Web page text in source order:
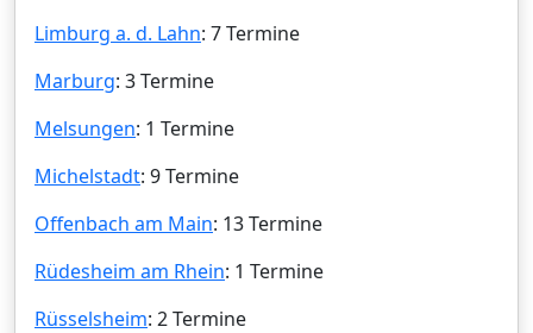
Limburg a. d. Lahn: 7 Termine
Marburg: 3 Termine
Melsungen: 1 Termine
Michelstadt: 9 Termine
Offenbach am Main: 13 Termine
Rüdesheim am Rhein: 1 Termine
Rüsselsheim: 2 Termine